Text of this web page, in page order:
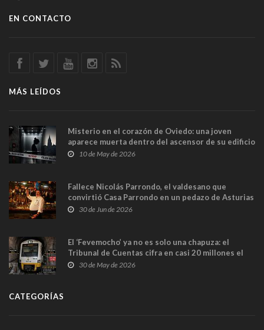
EN CONTACTO
MÁS LEÍDOS
Misterio en el corazón de Oviedo: una joven
aparece muerta dentro del ascensor de su edificio
y las cámaras captan sus últimos minutos
10 de May de 2026
Fallece Nicolás Parrondo, el valdesano que
convirtió Casa Parrondo en un pedazo de Asturias
en Madrid
30 de Jun de 2026
El ‘Fevemocho’ ya no es solo una chapuza: el
Tribunal de Cuentas cifra en casi 20 millones el
sobrecoste de los trenes que no cabían por los
30 de May de 2026
CATEGORÍAS